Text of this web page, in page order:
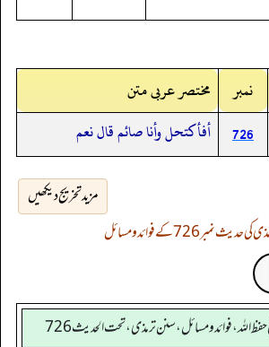
نمبر
مختصر عربی متن
726 أفأكتحل وأنا صائم قال نعم
مزید تخریج دیکھیں
نمبر 726 کے فوائد و مسائل
حفظ اللہ، فوائد و مسائل، سنن ترمذی، تحت الحديث 726